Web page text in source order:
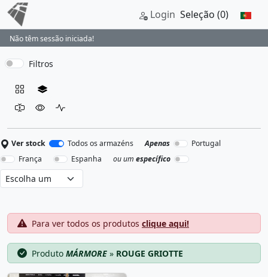
Login Seleção (0)
Não têm sessão iniciada!
Filtros
Ver stock Todos os armazéns Apenas
Portugal
França
Espanha ou umespecífico
Para ver todos os produtos clique aqui!
Produto MÁRMORE » ROUGE GRIOTTE